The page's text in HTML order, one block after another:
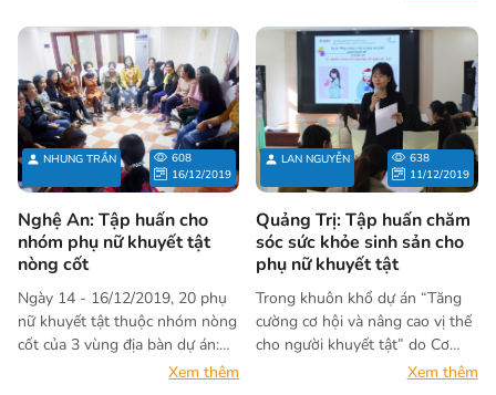
huyện Duy Xuyên ra mắt Câu
lạc bộ Phụ nữ khuyết tật huyện
Duy Xuyên. Đây là hoạt động
nằm trong dự án “Tăng cường
sự hòa nhập và sống độc lập
cho người khuyết tật” giai đoạn
2022 – 2023 được thực hiện bởi
ACDC dưới sự tài trợ của Cơ
quan Phát triển Quốc tế Hoa kỳ
(USAID).
nhằm nâng cao các kiến thức và
kỹ năng chăm sóc sức khỏe sinh
sản và tình dục cho phụ nữ
khuyết tật huyện Phong Điền.
NHUNG TRẦN
608
16/12/2019
Nghệ An: Tập huấn cho
nhóm phụ nữ khuyết tật
nòng cốt
Ngày 14 - 16/12/2019, 20 phụ
nữ khuyết tật thuộc nhóm nòng
cốt của 3 vùng địa bàn dự án:
thành phố Vinh, huyện Thanh
Xem thêm
LAN NGUYỄN
638
11/12/2019
Quảng Trị: Tập huấn chăm
sóc sức khỏe sinh sản cho
phụ nữ khuyết tật
Trong khuôn khổ dự án “Tăng
cường cơ hội và nâng cao vị thế
cho người khuyết tật” do Cơ
quan Phát triển Quốc tế Hoa Kỳ
Xem thêm